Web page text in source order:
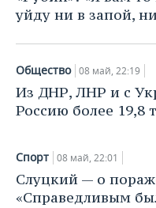
КИБЕРСПОРТ
ВОДНЫЕ ВИДЫ
КУЛЬТУРА
ОБРАЗОВАНИЕ
СПИСОК КОМПАНИЙ
уйду ни в запой,
Общество 08 май, 22:19
Из ДНР, ЛНР и с
Россию более 19,8
Спорт 08 май, 22:01
Слуцкий — о
«Справедливым